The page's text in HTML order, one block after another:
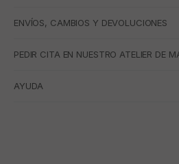
ENVÍOS, CAMBIOS Y DEVOLUCIONES
PEDIR CITA EN NUESTRO ATELIER DE
AYUDA